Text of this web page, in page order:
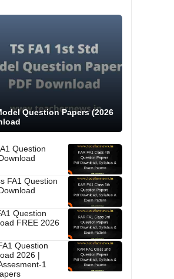
Question Papers (2026
Question
FA1 Question
Question
FREE 2026
Question
2026 |
1